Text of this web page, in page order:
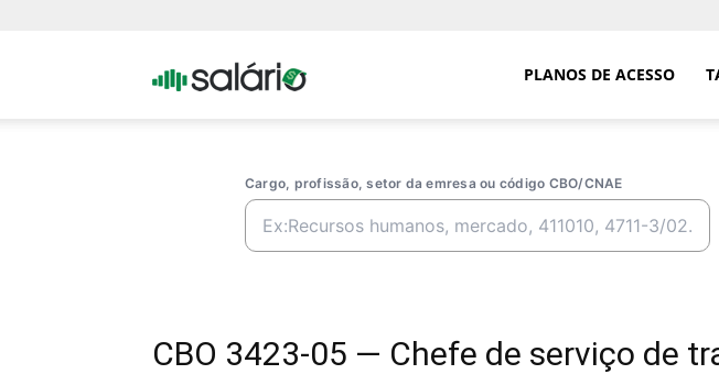
Portal PLANOS DE ACESSO
Cargo, profissão, setor da emresa ou código CBO/CNAE
CBO 3423-05 — Chefe de serviço de